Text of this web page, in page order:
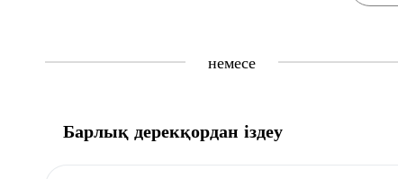
немесе
Барлық дерекқордан іздеу